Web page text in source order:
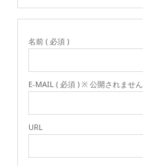
名前 ( 必須 )
E-MAIL ( 必須 ) ※ 公開されません
URL